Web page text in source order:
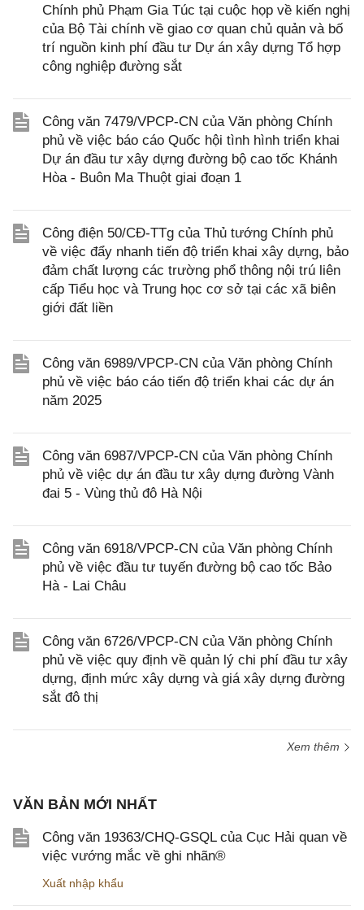
Chính phủ Phạm Gia Túc tại cuộc họp về kiến nghị
của Bộ Tài chính về giao cơ quan chủ quản và bố
trí nguồn kinh phí đầu tư Dự án xây dựng Tổ hợp
công nghiệp đường sắt
Công văn 7479/VPCP-CN của Văn phòng Chính
phủ về việc báo cáo Quốc hội tình hình triển khai
Dự án đầu tư xây dựng đường bộ cao tốc Khánh
Hòa - Buôn Ma Thuột giai đoạn 1
Công điện 50/CĐ-TTg của Thủ tướng Chính phủ
về việc đẩy nhanh tiến độ triển khai xây dựng, bảo
đảm chất lượng các trường phổ thông nội trú liên
cấp Tiểu học và Trung học cơ sở tại các xã biên
giới đất liền
Công văn 6989/VPCP-CN của Văn phòng Chính
phủ về việc báo cáo tiến độ triển khai các dự án
năm 2025
Công văn 6987/VPCP-CN của Văn phòng Chính
phủ về việc dự án đầu tư xây dựng đường Vành
đai 5 - Vùng thủ đô Hà Nội
Công văn 6918/VPCP-CN của Văn phòng Chính
phủ về việc đầu tư tuyến đường bộ cao tốc Bảo
Hà - Lai Châu
Công văn 6726/VPCP-CN của Văn phòng Chính
phủ về việc quy định về quản lý chi phí đầu tư xây
dựng, định mức xây dựng và giá xây dựng đường
sắt đô thị
Xem thêm
VĂN BẢN MỚI NHẤT
Công văn 19363/CHQ-GSQL của Cục Hải quan về
việc vướng mắc về ghi nhãn®
Xuất nhập khẩu